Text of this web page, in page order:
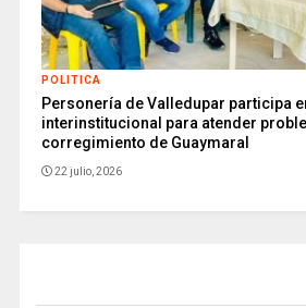
POLITICA
Personería de Valledupar participa
interinstitucional para atender
corregimiento de Guaymaral
22 julio, 2026